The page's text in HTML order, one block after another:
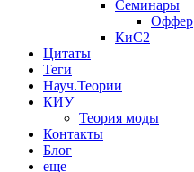
Семинары
Оффер
КиС2
Цитаты
Теги
Науч.Теории
КИУ
Теория моды
Контакты
Блог
еще